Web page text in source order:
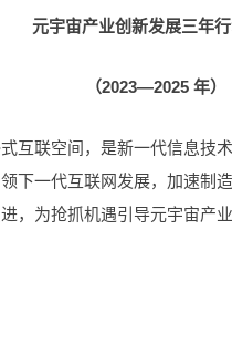
元宇宙产业创新发展三年
（2023—2025 年）
互联空间，是新一代信息技
下一代互联网发展，加速制
，为抢抓机遇引导元宇宙产